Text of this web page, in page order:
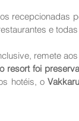
recepcionadas
e
remete
resort foi
hotéis, o Vakkaru